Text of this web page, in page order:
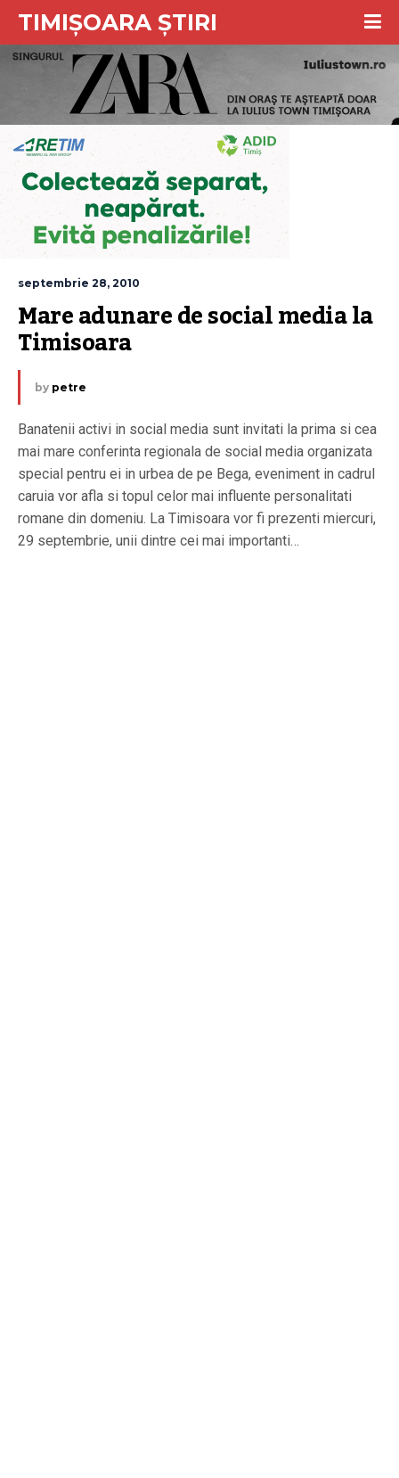
TIMIȘOARA ȘTIRI
septembrie 28, 2010
Mare adunare de social media la
Timisoara
by petre
Banatenii activi in social media sunt invitati la prima si cea
mai mare conferinta regionala de social media organizata
special pentru ei in urbea de pe Bega, eveniment in cadrul
caruia vor afla si topul celor mai influente personalitati
romane din domeniu. La Timisoara vor fi prezenti miercuri,
29 septembrie, unii dintre cei mai importanti…